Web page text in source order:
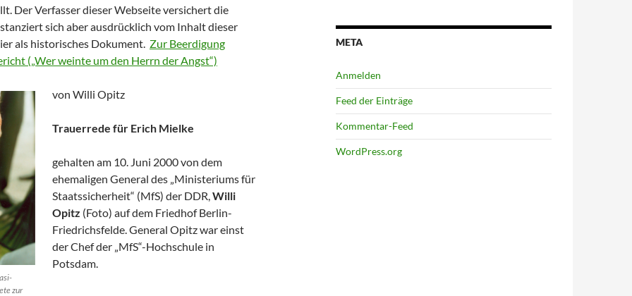
Der Verfasser dieser Webseite versichert die
sich aber ausdrücklich vom Inhalt dieser
als historisches Dokument. Zur Beerdigung
(„Wer weinte um den Herrn der Angst“)
zur
von Willi Opitz
Trauerrede für Erich Mielke
gehalten am 10. Juni 2000 von dem
ehemaligen General des „Ministeriums für
Staatssicherheit“ (MfS) der DDR,Willi
Opitz (Foto) auf dem Friedhof Berlin-
Friedrichsfelde. General Opitz war einst
der Chef der „MfS“-Hochschule in
Potsdam.
META
Anmelden
Feed der Einträge
Kommentar-Feed
WordPress.org